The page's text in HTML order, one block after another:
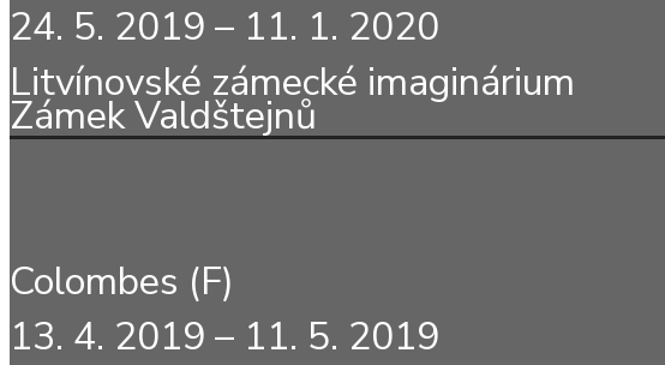
24. 5. 2019 – 11. 1. 2020
Litvínovské zámecké imaginárium
Zámek Valdštejnů
Colombes (F)
13. 4. 2019 – 11. 5. 2019